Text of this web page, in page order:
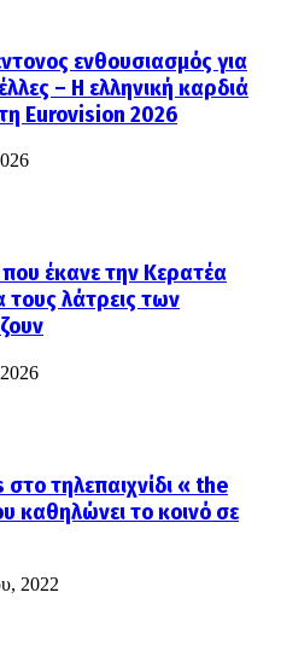
ενθουσιασμός για
– Η ελληνική καρδιά
Eurovision 2026
έκανε την Κερατέα
τους λάτρεις των
στο τηλεπαιχνίδι « the
καθηλώνει το κοινό σε
2022